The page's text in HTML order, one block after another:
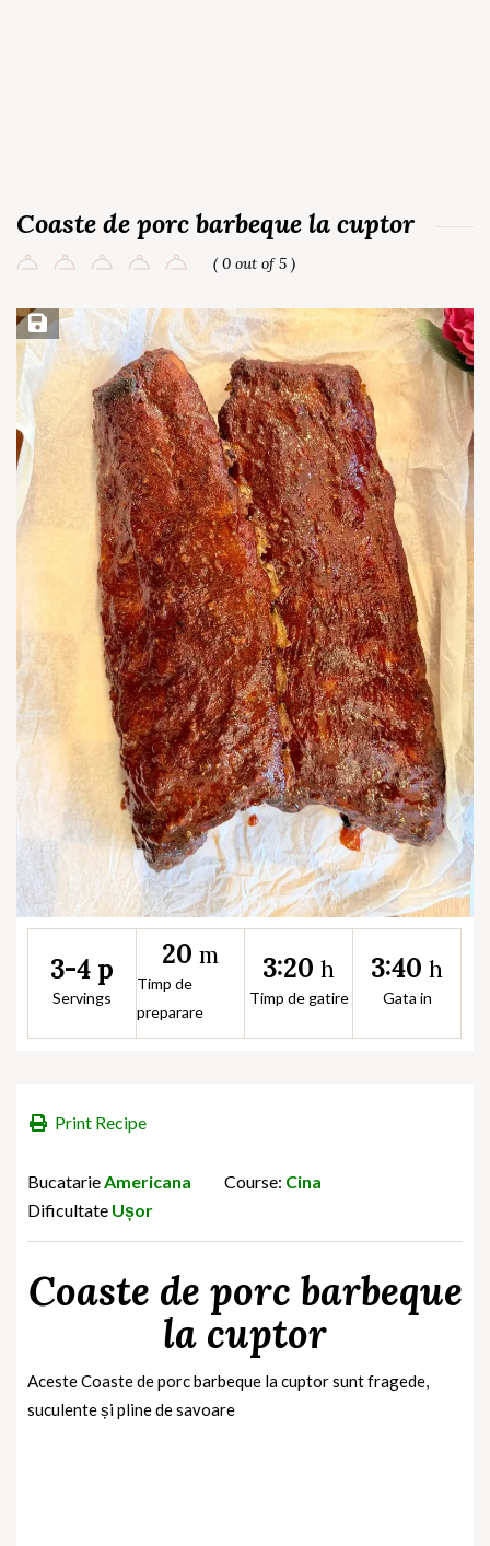
Coaste de porc barbeque la cuptor
( 0 out of 5 )
Save Recipe
3-4 p
Servings
20 m
Timp de
preparare
3:20 h
Timp de gatire
3:40 h
Gata in
Print Recipe
BucatarieAmericana Course: Cina
Dificultate Ușor
Coaste de porc barbeque
la cuptor
Aceste Coaste de porc barbeque la cuptor sunt fragede,
suculente și pline de savoare